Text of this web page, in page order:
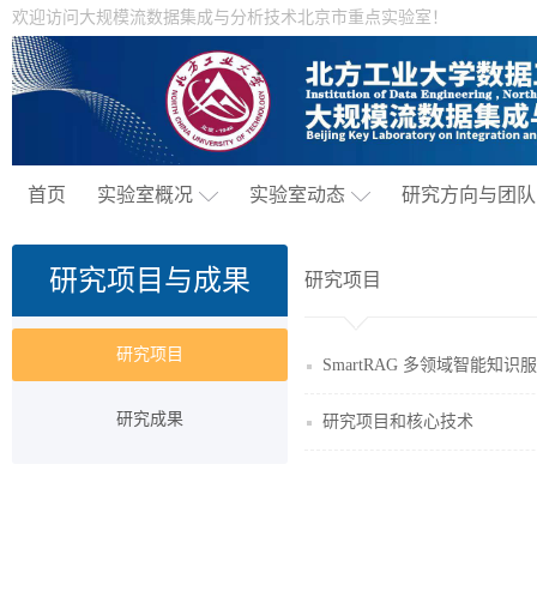
欢迎访问大规模流数据集成与分析技术北京市重点实验室！
首页 实验室概况 实验室动态 研究方向与团队
研究项目与成果
研究项目
研究成果
研究项目
SmartRAG 多领域智能知识
研究项目和核心技术